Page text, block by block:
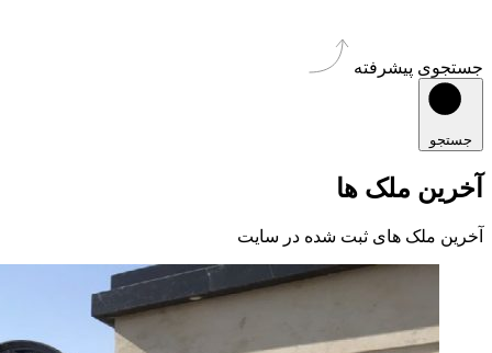
جستجوی پیشرفته
جستجو
آخرین ملک ها
آخرین ملک های ثبت شده در سایت